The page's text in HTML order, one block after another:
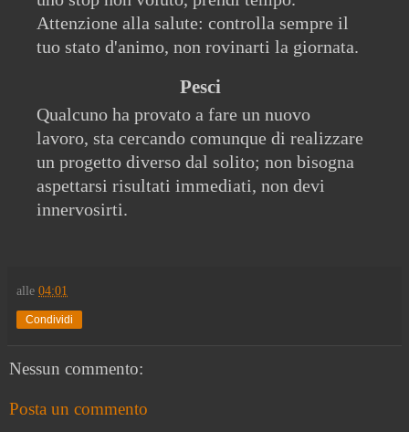
Attenzione alla salute: controlla sempre il
tuo stato d'animo, non rovinarti la giornata.
Pesci
Qualcuno ha provato a fare un nuovo
lavoro, sta cercando comunque di realizzare
un progetto diverso dal solito; non bisogna
aspettarsi risultati immediati, non devi
innervosirti.
alle 04:01
Condividi
Nessun commento:
Posta un commento